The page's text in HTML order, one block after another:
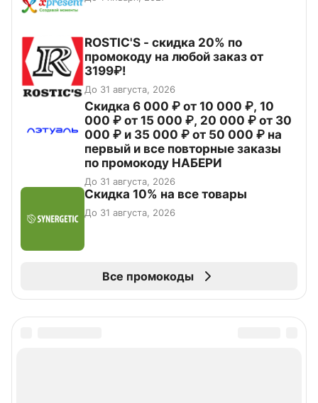
ROSTIC'S - скидка 20% по
промокоду на любой заказ от
3199₽!
До 31 августа, 2026
Скидка 6 000 ₽ от 10 000 ₽, 10
000 ₽ от 15 000 ₽, 20 000 ₽ от 30
000 ₽ и 35 000 ₽ от 50 000 ₽ на
первый и все повторные заказы
по промокоду НАБЕРИ
До 31 августа, 2026
Скидка 10% на все товары
До 31 августа, 2026
Все промокоды